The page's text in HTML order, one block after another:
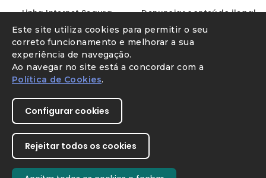
Este site utiliza cookies para permitir o seu
correto funcionamento e melhorar a sua
experiência de navegação.
Ao navegar no site está a concordar com a
Política de Cookies.
Configurar cookies
Rejeitar todos os cookies
Linha Internet Segura Denunciar conteúdo ilegal
Direção-Geral da EducaçãoYoutube